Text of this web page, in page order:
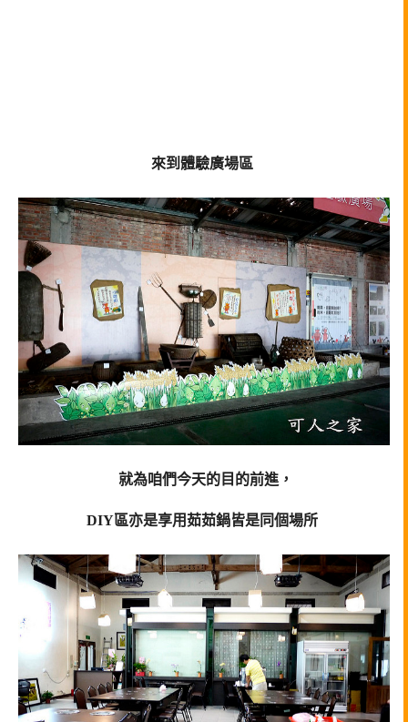
來到體驗廣場區
就為咱們今天的目的前進，
DIY區亦是享用茹茹鍋皆是同個場所